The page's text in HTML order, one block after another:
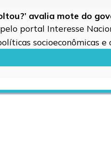
avalia mote do
portal Interesse
socioeconômicas e